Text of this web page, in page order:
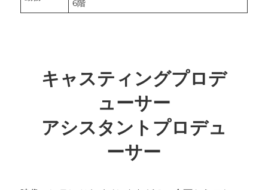
6階
キャスティングプロデ
ューサー
アシスタントプロデュ
ーサー